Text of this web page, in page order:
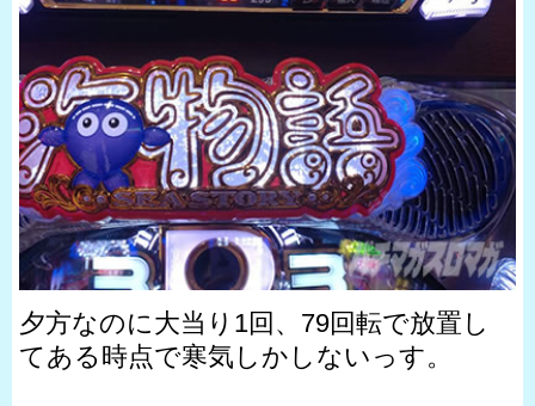
夕方なのに大当り1回、79回転で放置し
てある時点で寒気しかしないっす。